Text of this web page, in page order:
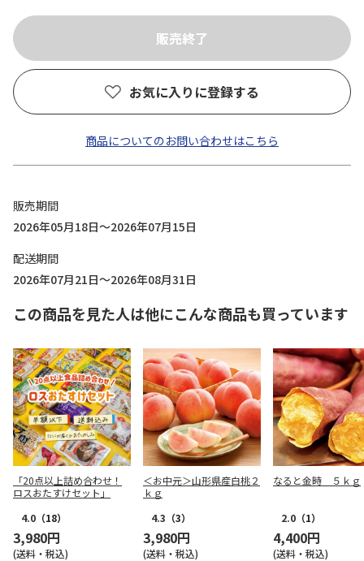
お気に入りに登録する
商品についてのお問い合わせはこちら
販売期間
2026年05月18日～2026年07月15日
配送期間
2026年07月21日～2026年08月31日
この商品を見た人は他にこんな商品も買っています
「20点以上詰め合わせ！
ロスおたすけセット」
4.0 （18）
3,980円
(送料・税込)
＜お中元＞山形県産白桃２
ｋｇ
4.3 （3）
3,980円
(送料・税込)
なると金時 ５ｋｇ
2.0 （1）
4,400円
(送料・税込)